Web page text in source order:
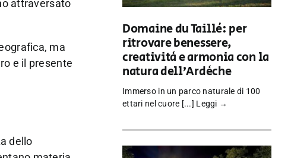
attraversato
ma
e il presente
dello
Domaine du Taillé: per
ritrovare benessere,
creatività e armonia con la
natura dell’Ardèche
Immerso in un parco naturale di 100
ettari nel cuore [...] Leggi →